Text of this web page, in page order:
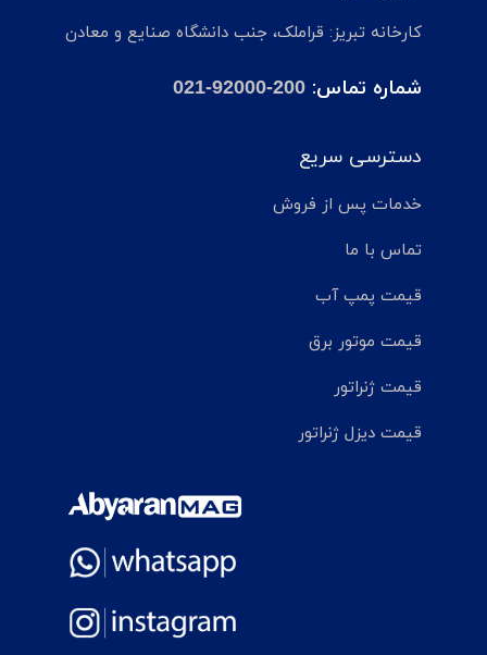
کارخانه تبریز: قراملک، جنب دانشگاه صنایع و معادن
شماره تماس: 021-92000-200
دسترسی سریع
خدمات پس از فروش
تماس با ما
قیمت پمپ آب
قیمت موتور برق
قیمت ژنراتور
قیمت دیزل ژنراتور